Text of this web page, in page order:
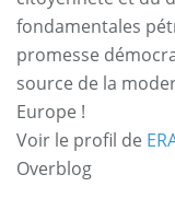
fondamentales
promesse
source de la
Europe !
Voir le profil de
Overblog